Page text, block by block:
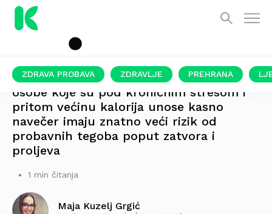
ZDRAVA PROBAVA ZDRAVLJE PREHRANA
osobe koje su pod kroničnim stresom i
pritom većinu kalorija unose kasno
navečer imaju znatno veći rizik od
probavnih tegoba poput zatvora i
proljeva
1 min čitanja
Maja Kuzelj Grgić